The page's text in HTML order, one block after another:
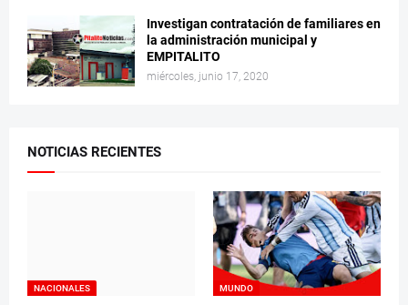
Investigan contratación de familiares en
la administración municipal y
EMPITALITO
miércoles, junio 17, 2020
NOTICIAS RECIENTES
NACIONALES MUNDO